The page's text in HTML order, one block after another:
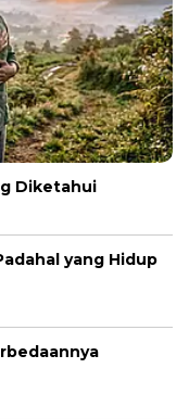
Diketahui
yang Hidup